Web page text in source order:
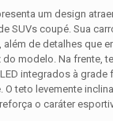
um design
SUVs coupé. Sua
de detalhes que
modelo. Na frente,
integrados à grade
O teto levemente
o caráter